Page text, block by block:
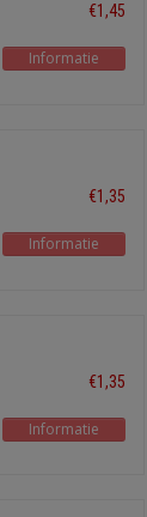
€1,45
Informatie
€1,35
Informatie
€1,35
Informatie